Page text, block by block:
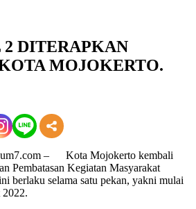
DITERAPKAN
MOJOKERTO.
– Kota Mojokerto kembali
Pembatasan Kegiatan Masyarakat
berlaku selama satu pekan, yakni mulai